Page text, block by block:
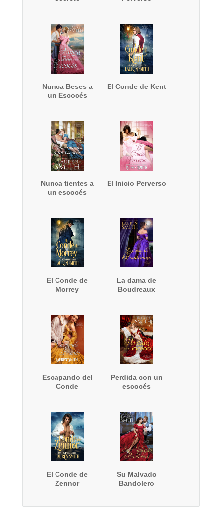
Nunca Beses a
un Escocés
El Conde de Kent
Nunca tientes a
un escocés
El Inicio Perverso
El Conde de
Morrey
La dama de
Boudreaux
Escapando del
Conde
Perdida con un
escocés
El Conde de
Zennor
Su Malvado
Bandolero